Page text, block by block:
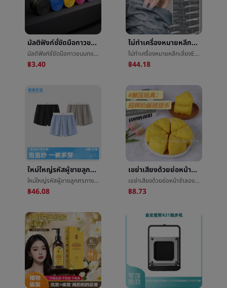
มัลติฟังก์ชั่ขัดมือกาวขนนกแร็กเกตç½แร็กเกตหายใจเหงื่อลื่นคันเบ็ดæมือหายใจเหงื่อวงดนตรีมือæเกลียวเน็คไท
มัลติฟังก์ชั่ขัดมือกาวขนนกแร็กเกตç½แร็กเกตหายใจเหงื่อลื่นคันเบ็ดæมือหายใจเหงื่อวงดนตรีมือæเกลียวเน็คไท
฿3.40
ไม่ทำเครื่องหมายหลีกเลี่ยงEngravedโรงสีสั้นหลักสำคัญนิ้วชิ้นปะขยายออกการสร้างแต่งตัวชิ้นเล็บร้านค้าเครื่องมือบาง
ไม่ทำเครื่องหมายหลีกเลี่ยงEngravedโรงสีสั้นหลักสำคัญนิ้วชิ้นปะขยายออกการสร้างแต่งตัวชิ้นเล็บร้านค้าเครื่องมือบาง
฿44.18
ใหม่ใหญ่รหัสผู้ชายลูกศรกางเกงบริสุทธิ์บ้านLeisureการเคลื่อนไหวมุมåกางเกงหลวมฉบับที่ตีพิมพ์เด็กนักเรียนกางเกงå¤´ขายส่ง
ใหม่ใหญ่รหัสผู้ชายลูกศรกางเกงบริสุทธิ์บ้านLeisureการเคลื่อนไหวมุมåกางเกงหลวมฉบับที่ตีพิมพ์เด็กนักเรียนกางเกงå¤´ขายส่ง
฿46.08
เขย่าเสียงด้วยย่อหน้าจำลองชีสแม่พิมพ์แม่พิมพ์เพลงความคิดสร้างสรรค์การบีบอัดสิ่งประดิษฐ์ของเล่นลูกกวาดทางออกลูกบอลเด็กของเล่นโรงงานขายส่ง
เขย่าเสียงด้วยย่อหน้าจำลองชีสแม่พิมพ์แม่พิมพ์เพลงความคิดสร้างสรรค์การบีบอัดสิ่งประดิษฐ์ของเล่นลูกกวาดทางออกลูกบอลเด็กของเล่นโรงงานขายส่ง
฿8.73